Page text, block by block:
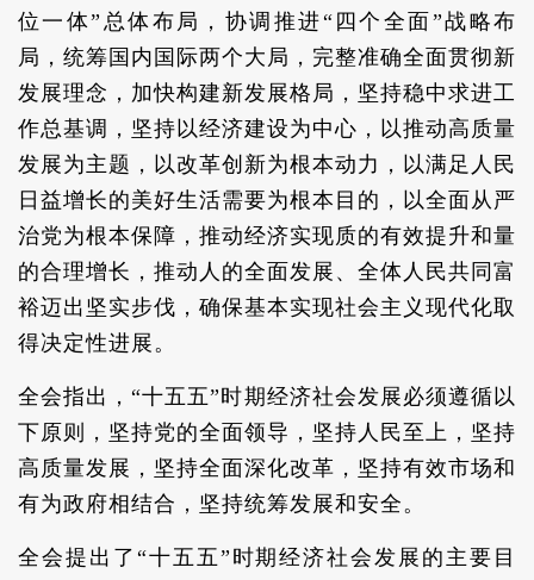
位一体”总体布局，协调推进“四个全面”战略布
局，统筹国内国际两个大局，完整准确全面贯彻新
发展理念，加快构建新发展格局，坚持稳中求进工
作总基调，坚持以经济建设为中心，以推动高质量
发展为主题，以改革创新为根本动力，以满足人民
日益增长的美好生活需要为根本目的，以全面从严
治党为根本保障，推动经济实现质的有效提升和量
的合理增长，推动人的全面发展、全体人民共同富
裕迈出坚实步伐，确保基本实现社会主义现代化取
得决定性进展。
全会指出，“十五五”时期经济社会发展必须遵循以
下原则，坚持党的全面领导，坚持人民至上，坚持
高质量发展，坚持全面深化改革，坚持有效市场和
有为政府相结合，坚持统筹发展和安全。
全会提出了“十五五”时期经济社会发展的主要目